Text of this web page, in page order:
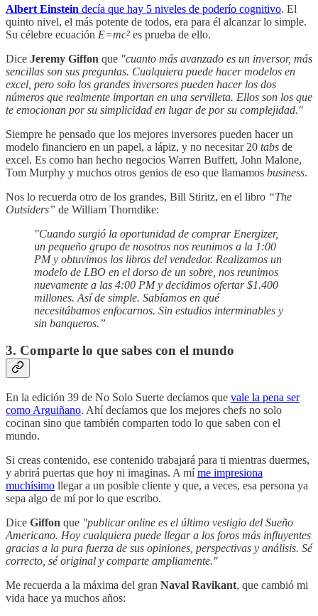
Albert Einstein decía que hay 5 niveles de poderío cognitivo. El
quinto nivel, el más potente de todos, era para él alcanzar lo simple.
Su célebre ecuación E=mc² es prueba de ello.
Dice Jeremy Giffon que "cuanto más avanzado es un inversor, más
sencillas son sus preguntas. Cualquiera puede hacer modelos en
excel, pero solo los grandes inversores pueden hacer los dos
números que realmente importan en una servilleta. Ellos son los que
te emocionan por su simplicidad en lugar de por su complejidad."
Siempre he pensado que los mejores inversores pueden hacer un
modelo financiero en un papel, a lápiz, y no necesitar 20 tabs de
excel. Es como han hecho negocios Warren Buffett, John Malone,
Tom Murphy y muchos otros genios de eso que llamamos business.
Nos lo recuerda otro de los grandes, Bill Stiritz, en el libro “The
Outsiders” de William Thorndike:
"Cuando surgió la oportunidad de comprar Energizer,
un pequeño grupo de nosotros nos reunimos a la 1:00
PM y obtuvimos los libros del vendedor. Realizamos un
modelo de LBO en el dorso de un sobre, nos reunimos
nuevamente a las 4:00 PM y decidimos ofertar $1.400
millones. Así de simple. Sabíamos en qué
necesitábamos enfocarnos. Sin estudios interminables y
sin banqueros.”
3. Comparte lo que sabes con el mundo
En la edición 39 de No Solo Suerte decíamos que vale la pena ser
como Arguiñano. Ahí decíamos que los mejores chefs no solo
cocinan sino que también comparten todo lo que saben con el
mundo.
Si creas contenido, ese contenido trabajará para ti mientras duermes,
y abrirá puertas que hoy ni imaginas. A míme impresiona
muchísimo llegar a un posible cliente y que, a veces, esa persona ya
sepa algo de mí por lo que escribo.
Dice Giffon que "publicar online es el último vestigio del Sueño
Americano. Hoy cualquiera puede llegar a los foros más influyentes
gracias a la pura fuerza de sus opiniones, perspectivas y análisis. Sé
correcto, sé original y comparte ampliamente."
Me recuerda a la máxima del gran Naval Ravikant, que cambió mi
vida hace ya muchos años: